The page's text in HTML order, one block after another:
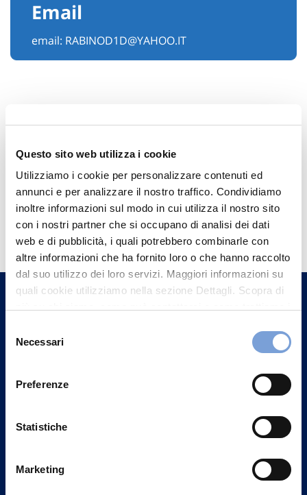
Questo sito web utilizza i cookie
Utilizziamo i cookie per personalizzare contenuti ed
annunci e per analizzare il nostro traffico. Condividiamo
inoltre informazioni sul modo in cui utilizza il nostro sito
con i nostri partner che si occupano di analisi dei dati
web e di pubblicità, i quali potrebbero combinarle con
altre informazioni che ha fornito loro o che hanno raccolto
dal suo utilizzo dei loro servizi. Maggiori informazioni su
quali cookie utilizziamo nella sezione Dettagli. Scopra di
può trovare nel footer del sito nella sezione "Informativa
delNecessari
Preferenze
Statistiche
Marketing
Email
email: RABINOD1D@YAHOO.IT
Hai bisogno di
informazioni?
Trova l'Agenzia più vicina a te e parla con
un nostro Agente.